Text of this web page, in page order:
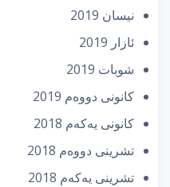
نیسان 2019
ئازار 2019
شوبات 2019
كانونی دووه‌م 2019
كانونی یه‌كه‌م 2018
تشرینی دووه‌م 2018
تشرینی یه‌كه‌م 2018